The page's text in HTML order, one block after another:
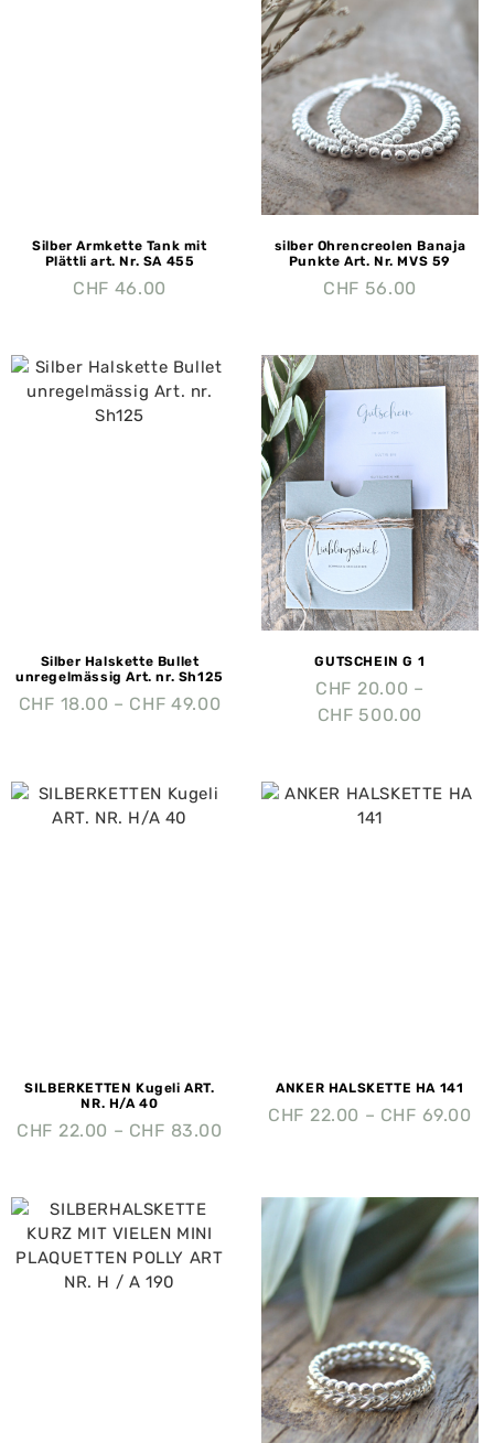
Silber Armkette Tank mit
Plättli art. Nr. SA 455
CHF 46.00
silber Ohrencreolen Banaja
Punkte Art. Nr. MVS 59
CHF 56.00
Silber Halskette Bullet
unregelmässig Art. nr. Sh125
CHF 18.00 – CHF 49.00
GUTSCHEIN G 1
CHF 20.00 –
CHF 500.00
SILBERKETTEN Kugeli ART.
NR. H/A 40
CHF 22.00 – CHF 83.00
ANKER HALSKETTE HA 141
CHF 22.00 – CHF 69.00